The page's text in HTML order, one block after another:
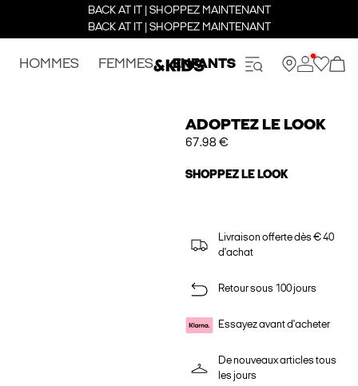
BACK AT IT | SHOPPEZ MAINTENANT
BACK AT IT | SHOPPEZ MAINTENANT
HOMMES FEMMES ENFANTS
ADOPTEZ LE LOOK
67.98 €
SHOPPEZ LE LOOK
Livraison offerte dès € 40
d'achat
Retour sous 100 jours
Essayez avant d'acheter
De nouveaux articles tous
les jours